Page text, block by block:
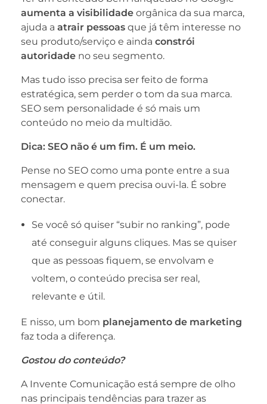
aumenta a visibilidade orgânica da sua marca,
ajuda a atrair pessoas que já têm interesse no
seu produto/serviço e ainda constrói
autoridade no seu segmento.
Mas tudo isso precisa ser feito de forma
estratégica, sem perder o tom da sua marca.
SEO sem personalidade é só mais um
conteúdo no meio da multidão.
Dica: SEO não é um fim. É um meio.
Pense no SEO como uma ponte entre a sua
mensagem e quem precisa ouvi-la. É sobre
conectar.
Se você só quiser “subir no ranking”, pode
até conseguir alguns cliques. Mas se quiser
que as pessoas fiquem, se envolvam e
voltem, o conteúdo precisa ser real,
relevante e útil.
E nisso, um bom planejamento de marketing
faz toda a diferença.
Gostou do conteúdo?
A Invente Comunicação está sempre de olho
nas principais tendências para trazer as